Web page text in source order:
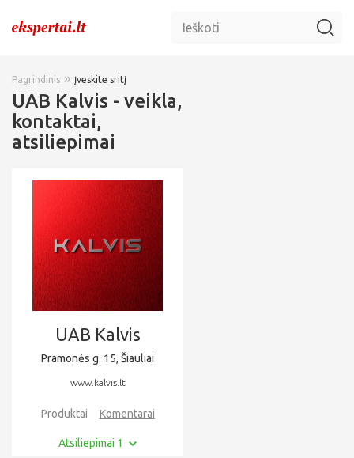
Pagrindinis » Įveskite sritį
UAB Kalvis - veikla,
kontaktai,
atsiliepimai
UAB Kalvis
Pramonės g. 15, Šiauliai
www.kalvis.lt
Produktai Komentarai
Atsiliepimai 1